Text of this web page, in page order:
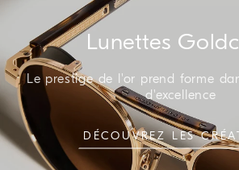
Lunettes
Le prestige de l'or prend forme
d'excellence
DÉCOUVREZ LES